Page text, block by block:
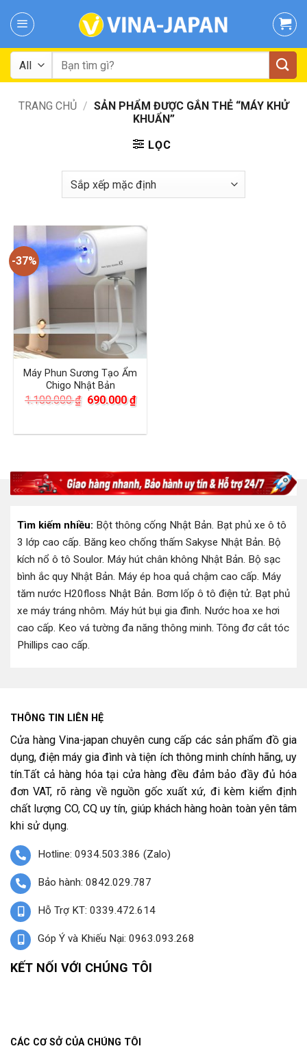
Tìm
kiếm:
TRANG CHỦ / SẢN PHẨM ĐƯỢC GẮN THẺ “MÁY KHỬ
KHUẨN”
LỌC
-37%
Máy Phun Sương Tạo Ẩm
Chigo Nhật Bản
1.100.000₫ Giá
1.100.000 ₫.
690.000₫Giá
hiện
là:
Tìm kiếm nhiều: Bột thông cống Nhật Bản. Bạt phủ xe ô tô
3 lớp cao cấp. Băng keo chống thấm Sakyse Nhật Bản. Bộ
kích nổ ô tô Soulor. Máy hút chân không Nhật Bản. Bộ sạc
bình ắc quy Nhật Bản. Máy ép hoa quả chậm cao cấp. Máy
tăm nước H20floss Nhật Bản. Bơm lốp ô tô điện tử. Bạt phủ
xe máy tráng nhôm. Máy hút bụi gia đình. Nước hoa xe hơi
cao cấp. Keo vá tường đa năng thông minh. Tông đơ cắt tóc
Phillips cao cấp.
THÔNG TIN LIÊN HỆ
Cửa hàng Vina-japan chuyên cung cấp các sản phẩm đồ gia
dụng, điện máy gia đình và tiện ích thông minh chính hãng, uy
tín.Tất cả hàng hóa tại cửa hàng đều đảm bảo đầy đủ hóa
đơn VAT, rõ ràng về nguồn gốc xuất xứ, đi kèm kiểm định
chất lượng CO, CQ uy tín, giúp khách hàng hoàn toàn yên tâm
khi sử dụng.
Hotline: 0934.503.386 (Zalo)
Bảo hành: 0842.029.787
Hỗ Trợ KT: 0339.472.614
Góp Ý và Khiếu Nại: 0963.093.268
KẾT NỐI VỚI CHÚNG TÔI
CÁC CƠ SỞ CỦA CHÚNG TÔI